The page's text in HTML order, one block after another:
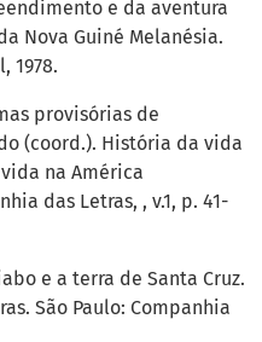
e da aventura
Nova Guiné Melanésia.
1978.
provisórias de
(coord.). História da vida
na América
das Letras, , v.1, p. 41-
e a terra de Santa Cruz.
São Paulo: Companhia